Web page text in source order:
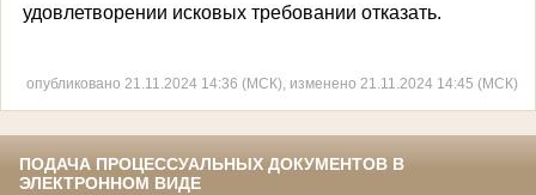
удовлетворении исковых требовании отказать.
опубликовано 21.11.2024 14:36 (МСК), изменено 21.11.2024 14:45 (МСК)
ПОДАЧА ПРОЦЕССУАЛЬНЫХ ДОКУМЕНТОВ В
ЭЛЕКТРОННОМ ВИДЕ